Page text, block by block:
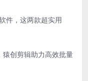
件，这两款超实用
创剪辑助力高效批量